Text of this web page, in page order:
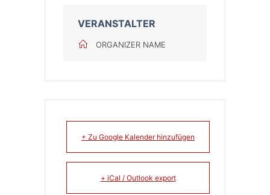
VERANSTALTER
ORGANIZER NAME
+ Zu Google Kalender hinzufügen
+ iCal / Outlook export